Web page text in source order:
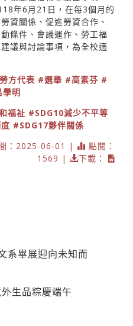
年6月21日，在每3個月的
資關係、促進勞資合作、
條件、會議運作、勞工福
議與討論事項，為全校適
方代表 #選舉 #高素芬 #
學明
福祉 #SDG10減少不平等
#SDG17夥伴關係
：2025-06-01 |
點閱：
1569 |
下載：
系畢展迎向未知而
生品粽慶端午